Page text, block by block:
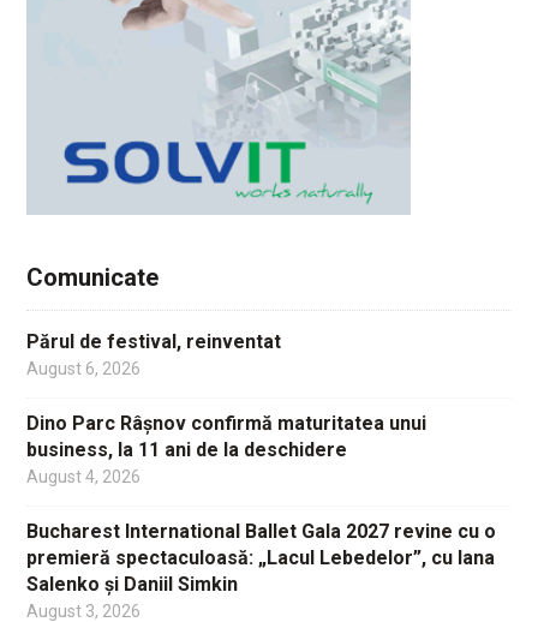
Comunicate
Părul de festival, reinventat
August 6, 2026
Dino Parc Râșnov confirmă maturitatea unui
business, la 11 ani de la deschidere
August 4, 2026
Bucharest International Ballet Gala 2027 revine cu o
premieră spectaculoasă: „Lacul Lebedelor”, cu Iana
Salenko și Daniil Simkin
August 3, 2026